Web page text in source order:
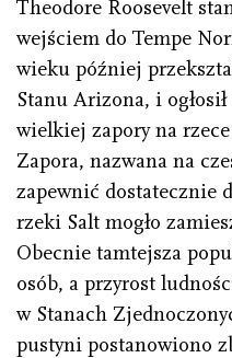
Theodore Roosevelt
wejściem do Tempe
wieku później
Stanu Arizona, i
wielkiej zapory na
Zapora, nazwana na
zapewnić dostatecznie
rzeki Salt mogło
Obecnie tamtejsza
osób, a przyrost
w Stanach
pustyni postanowiono